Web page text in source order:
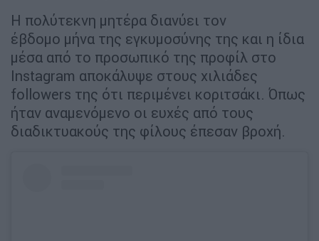
Η πολύτεκνη μητέρα διανύει τον
έβδομο μήνα της εγκυμοσύνης της και η ίδια
μέσα από το προσωπικό της προφίλ στο
Instagram αποκάλυψε στους χιλιάδες
followers της ότι περιμένει κοριτσάκι. Όπως
ήταν αναμενόμενο οι ευχές από τους
διαδικτυακούς της φίλους έπεσαν βροχή.